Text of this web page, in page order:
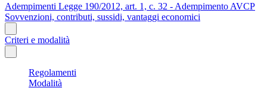
Adempimenti Legge 190/2012, art. 1, c. 32 - Adempimento AVCP
Sovvenzioni, contributi, sussidi, vantaggi economici
Criteri e modalità
Regolamenti
Modalità